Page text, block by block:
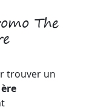
The
trouver un